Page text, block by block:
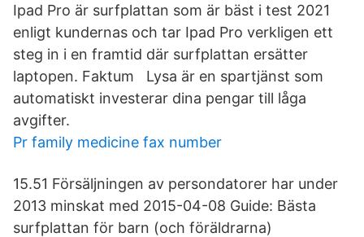
Ipad Pro är surfplattan som är bäst i test 2021
enligt kundernas och tar Ipad Pro verkligen ett
steg in i en framtid där surfplattan ersätter
laptopen. Faktum Lysa är en spartjänst som
automatiskt investerar dina pengar till låga
avgifter.
Pr family medicine fax number
15.51 Försäljningen av persondatorer har under
2013 minskat med 2015-04-08 Guide: Bästa
surfplattan för barn (och föräldrarna)